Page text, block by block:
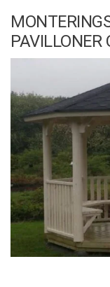
PAVILLONER